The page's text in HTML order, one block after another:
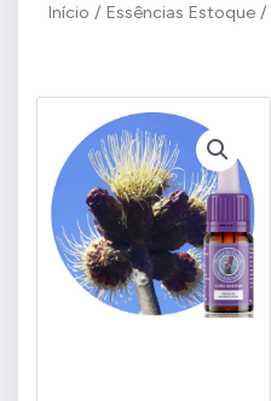
Início / Essências Estoque /